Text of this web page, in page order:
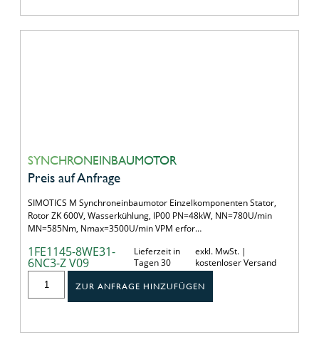
SYNCHRONEINBAUMOTOR
Preis auf Anfrage
SIMOTICS M Synchroneinbaumotor Einzelkomponenten Stator,
Rotor ZK 600V, Wasserkühlung, IP00 PN=48kW, NN=780U/min
MN=585Nm, Nmax=3500U/min VPM erfor…
1FE1145-8WE31-
6NC3-Z V09
Lieferzeit in
Tagen 30
exkl. MwSt. |
kostenloser Versand
ZUR ANFRAGE HINZUFÜGEN